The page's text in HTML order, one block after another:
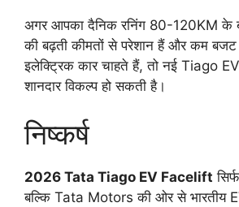
अगर आपका दैनिक रनिंग 80-120KM के
की बढ़ती कीमतों से परेशान हैं और कम बजट
इलेक्ट्रिक कार चाहते हैं, तो नई Tiago
शानदार विकल्प हो सकती है।
निष्कर्ष
2026 Tata Tiago EV Facelift
बल्कि Tata Motors की ओर से भारतीय